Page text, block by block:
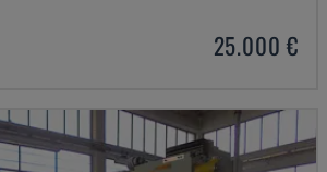
25.000 €